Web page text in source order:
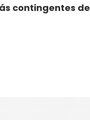
contingentes